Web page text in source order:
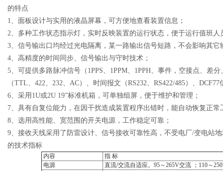
的特点
1、面板设计与实用的液晶屏幕，可方便地查看装置信息；
2、多种工作状态指示灯，实时反映装置的运行状态，便于运行值班人
3、信号输出口均经过光电隔离，某一路输出信号短路，不会影响其它
4、高精度的时间同步、信号输出与守时技术；
5、可提供多路脉冲信号（ 1PPS、 1PPM、 1PPH、事件，空接点、差分
（TTL、 422、 232、 AC）、时间报文（RS232、 RS422/485）、 DCF77
6、采用 1U或2U 19”标准机箱，可单独组屏，便于维护和管理；
7、具有自复位能力，在因干扰造成装置程序出错时，能自动恢复正常
8、选用高性能、宽范围的开关电源，工作稳定可靠；
9、接收天线采用了防雷设计、信号接收可靠性高，不受电厂/变电站
的技术指标
内容 指 标
电源
直流/交流自适应。 95～265V交流 ； 110～